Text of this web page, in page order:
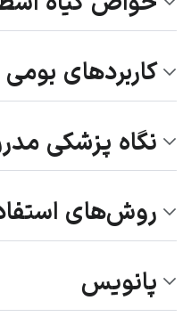
کاربردهای
نگاه پزشکی
روش‌های
پانویس